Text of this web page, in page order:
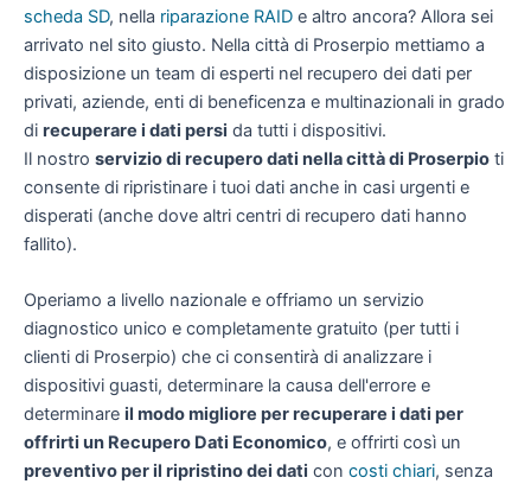
scheda SD, nella riparazione RAID e altro ancora? Allora sei
arrivato nel sito giusto. Nella città di Proserpio mettiamo a
disposizione un team di esperti nel recupero dei dati per
privati, aziende, enti di beneficenza e multinazionali in grado
di recuperare i dati persi da tutti i dispositivi.
Il nostro servizio di recupero dati nella città di Proserpio ti
consente di ripristinare i tuoi dati anche in casi urgenti e
disperati (anche dove altri centri di recupero dati hanno
fallito).
Operiamo a livello nazionale e offriamo un servizio
diagnostico unico e completamente gratuito (per tutti i
clienti di Proserpio) che ci consentirà di analizzare i
dispositivi guasti, determinare la causa dell'errore e
determinare il modo migliore per recuperare i dati per
offrirti un Recupero Dati Economico, e offrirti così un
preventivo per il ripristino dei dati con costi chiari, senza